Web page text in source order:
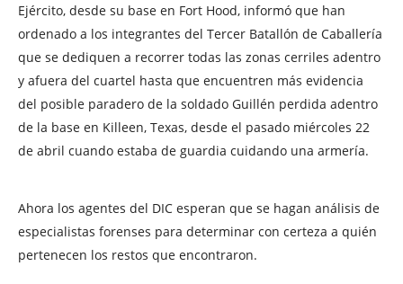
Ejército, desde su base en Fort Hood, informó que han
ordenado a los integrantes del Tercer Batallón de Caballería
que se dediquen a recorrer todas las zonas cerriles adentro
y afuera del cuartel hasta que encuentren más evidencia
del posible paradero de la soldado Guillén perdida adentro
de la base en Killeen, Texas, desde el pasado miércoles 22
de abril cuando estaba de guardia cuidando una armería.
Ahora los agentes del DIC esperan que se hagan análisis de
especialistas forenses para determinar con certeza a quién
pertenecen los restos que encontraron.